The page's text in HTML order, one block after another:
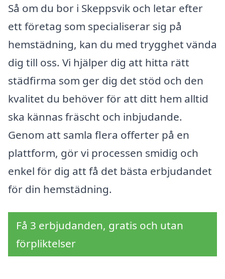
Så om du bor i Skeppsvik och letar efter
ett företag som specialiserar sig på
hemstädning, kan du med trygghet vända
dig till oss. Vi hjälper dig att hitta rätt
städfirma som ger dig det stöd och den
kvalitet du behöver för att ditt hem alltid
ska kännas fräscht och inbjudande.
Genom att samla flera offerter på en
plattform, gör vi processen smidig och
enkel för dig att få det bästa erbjudandet
för din hemstädning.
Få 3 erbjudanden, gratis och utan
förpliktelser